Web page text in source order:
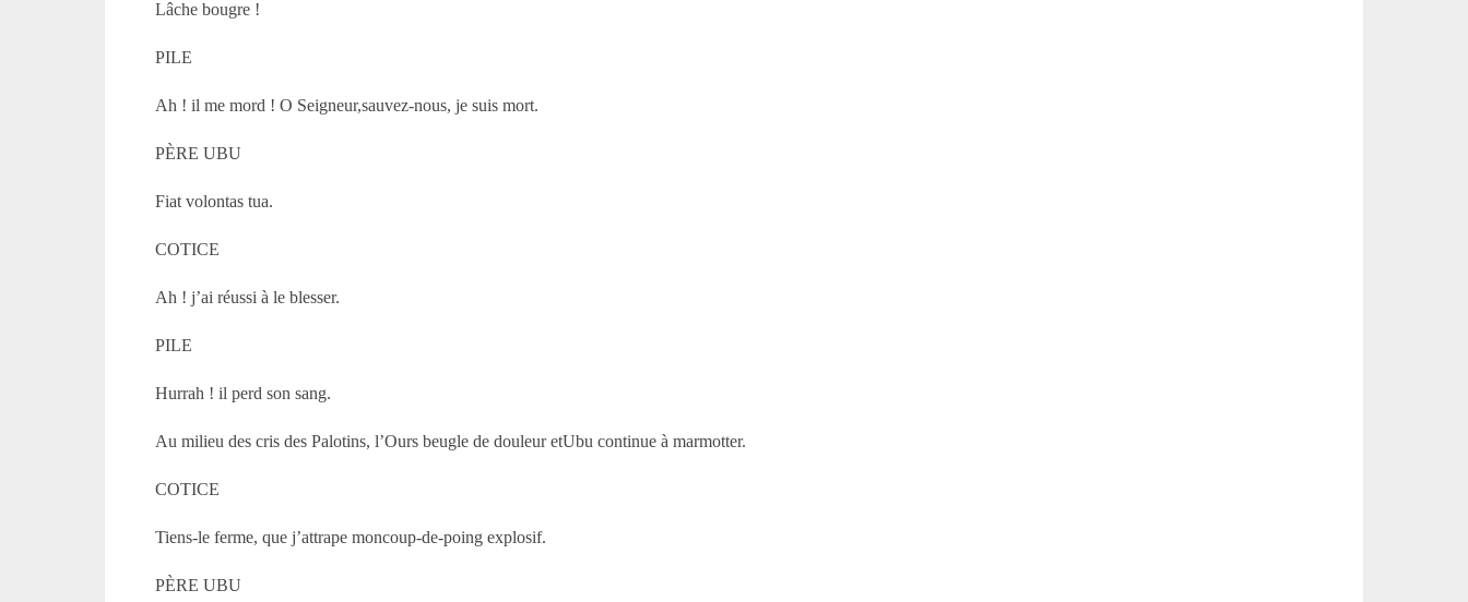
Lâche bougre !
PILE
Ah ! il me mord ! O Seigneur,sauvez-nous, je suis mort.
PÈRE UBU
Fiat volontas tua.
COTICE
Ah ! j’ai réussi à le blesser.
PILE
Hurrah ! il perd son sang.
Au milieu des cris des Palotins, l’Ours beugle de douleur etUbu continue à marmotter.
COTICE
Tiens-le ferme, que j’attrape moncoup-de-poing explosif.
PÈRE UBU